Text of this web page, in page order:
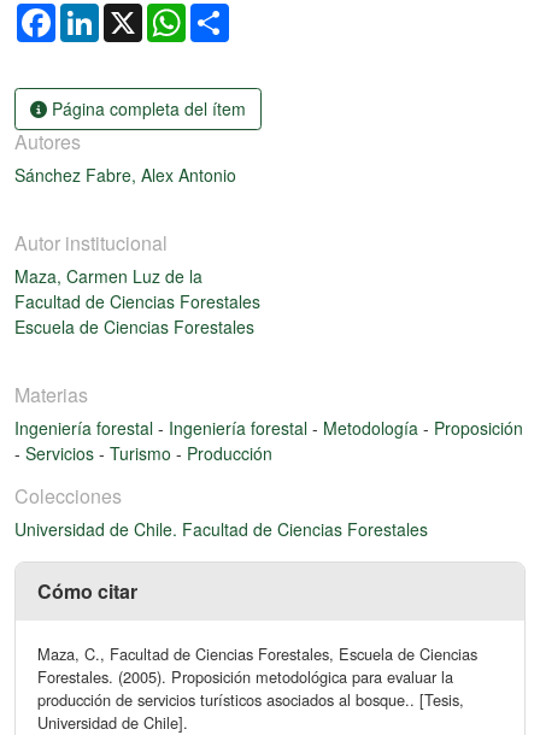
FacebookLinkedIn
X WhatsApp
Página completa del ítem
Autores
Sánchez Fabre, Alex Antonio
Autor institucional
Maza, Carmen Luz de la
Facultad de Ciencias Forestales
Escuela de Ciencias Forestales
Materias
Ingeniería forestal - Ingeniería forestal - Metodología - Proposición
- Servicios - Turismo - Producción
Colecciones
Universidad de Chile. Facultad de Ciencias Forestales
Cómo citar
Maza, C., Facultad de Ciencias Forestales, Escuela de Ciencias
Forestales. (2005). Proposición metodológica para evaluar la
producción de servicios turísticos asociados al bosque.. [Tesis,
Universidad de Chile].